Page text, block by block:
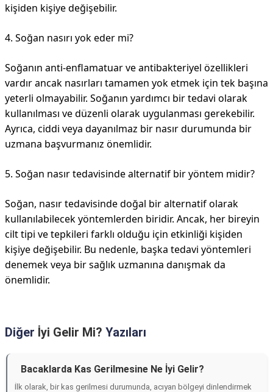
kişiden kişiye değişebilir.
4. Soğan nasırı yok eder mi?
Soğanın anti-enflamatuar ve antibakteriyel özellikleri
vardır ancak nasırları tamamen yok etmek için tek başına
yeterli olmayabilir. Soğanın yardımcı bir tedavi olarak
kullanılması ve düzenli olarak uygulanması gerekebilir.
Ayrıca, ciddi veya dayanılmaz bir nasır durumunda bir
uzmana başvurmanız önemlidir.
5. Soğan nasır tedavisinde alternatif bir yöntem midir?
Soğan, nasır tedavisinde doğal bir alternatif olarak
kullanılabilecek yöntemlerden biridir. Ancak, her bireyin
cilt tipi ve tepkileri farklı olduğu için etkinliği kişiden
kişiye değişebilir. Bu nedenle, başka tedavi yöntemleri
denemek veya bir sağlık uzmanına danışmak da
önemlidir.
Diğer İyi Gelir Mi? Yazıları
Bacaklarda Kas Gerilmesine Ne İyi Gelir?
İlk olarak, bir kas gerilmesi durumunda, acıyan bölgeyi dinlendirmek